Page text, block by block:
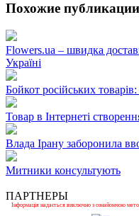
Похожие публикации
Flowers.ua – швидка
Україні
Бойкот російських
Товар в Інтернеті
Влада Ірану заборонила
Митники консультують
ПАРТНЕРЫ
Інформація надається виключно з ознайомчою